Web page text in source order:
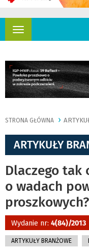
Rozwiń
STRONA GŁÓWNA
ARTYKUŁY
Dlaczego tak
o wadach
proszkowych?
Wydanie nr: 4(84)/2013
ARTYKUŁY BRANŻOWE